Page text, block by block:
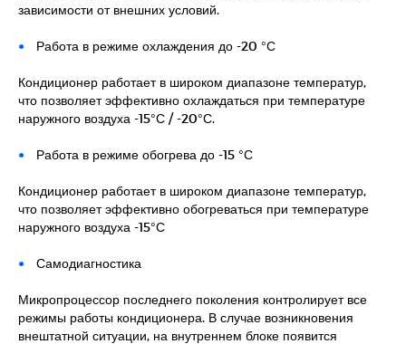
зависимости от внешних условий.
Работа в режиме охлаждения до -20 °С
Кондиционер работает в широком диапазоне температур,
что позволяет эффективно охлаждаться при температуре
наружного воздуха -15°С / -20°С.
Работа в режиме обогрева до -15 °С
Кондиционер работает в широком диапазоне температур,
что позволяет эффективно обогреваться при температуре
наружного воздуха -15°С
Самодиагностика
Микропроцессор последнего поколения контролирует все
режимы работы кондиционера. В случае возникновения
внештатной ситуации, на внутреннем блоке появится